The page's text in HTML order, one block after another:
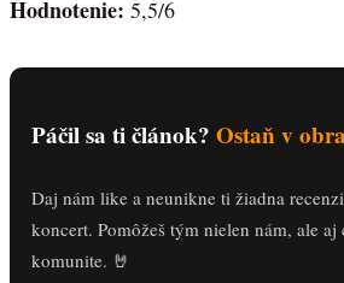
Hodnotenie: 5,5/6
Páčil sa ti článok? Ostaň v
Daj nám like a neunikne ti žiadna
koncert. Pomôžeš tým nielen nám, ale aj
komunite. 🤘